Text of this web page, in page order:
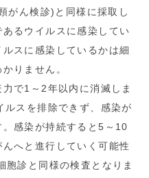
がん検診)と同様に採取し
るウイルスに感染してい
スに感染しているかは細
りません。
力で1 ～2年以内に消滅しま
ルスを排除できず、感染が
感染が持続すると5 ～ 10
へと進行していく可能性
胞診と同様の検査となりま